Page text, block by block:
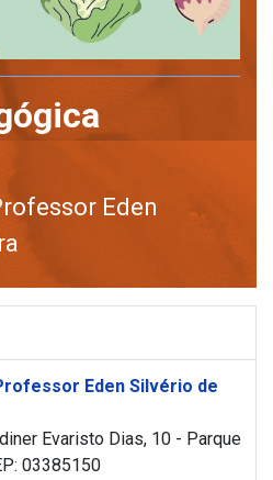
Eden
Eden Silvério de
Evaristo Dias, 10 - Parque
03385150